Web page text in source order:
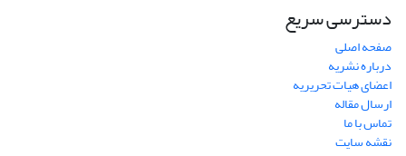
دسترسی سریع
صفحه اصلی
درباره نشریه
اعضای هیات تحریریه
ارسال مقاله
تماس با ما
نقشه سایت